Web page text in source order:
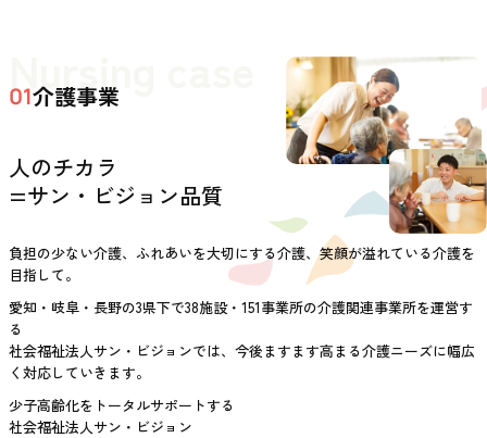
Nursing case
01介護事業
人のチカラ
=サン・ビジョン品質
負担の少ない介護、ふれあいを大切にする介護、笑顔が溢れている介護を
目指して。
愛知・岐阜・長野の3県下で38施設・151事業所の介護関連事業所を運営す
る
社会福祉法人サン・ビジョンでは、今後ますます高まる介護ニーズに幅広
く対応していきます。
少子高齢化をトータルサポートする
社会福祉法人サン・ビジョン